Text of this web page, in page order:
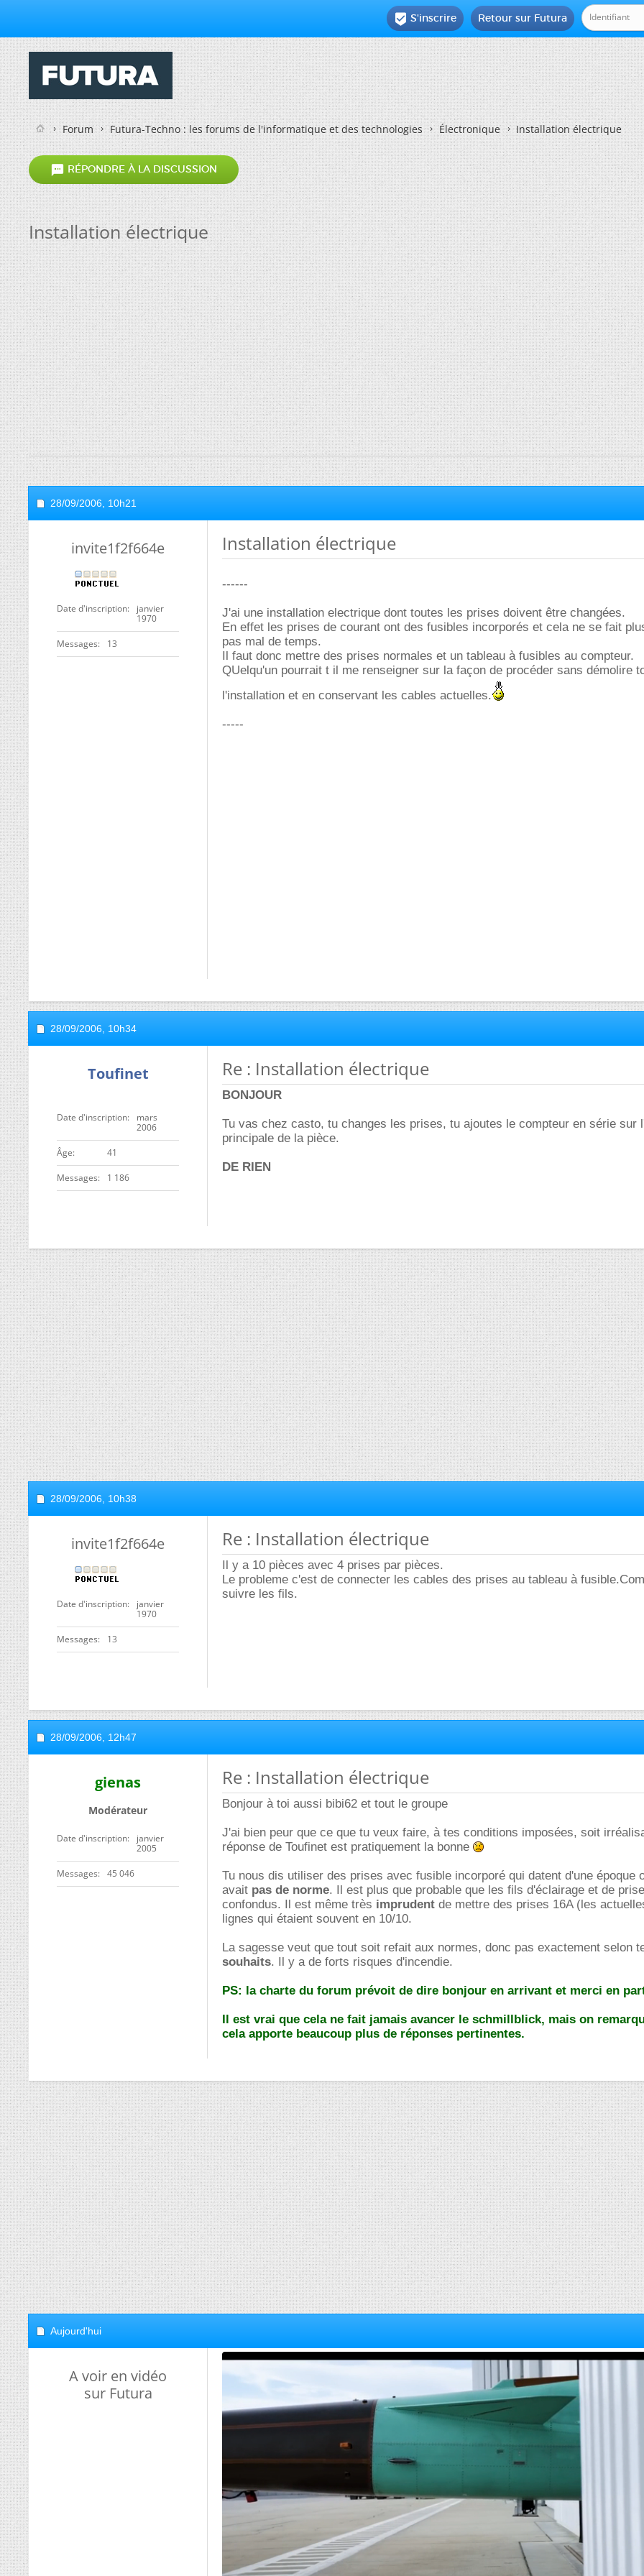
Retour sur Futura
 S'inscrire
Forum Futura-Techno : les forums de l'informatique et des technologies Électronique Installation électrique
 RÉPONDRE À LA DISCUSSION
Installation électrique
28/09/2006, 10h21
invite1f2f664e
Date d'inscription
janvier
1970
Messages 13
Installation électrique
------
J'ai une installation electrique dont toutes les prises doivent être changées.
En effet les prises de courant ont des fusibles incorporés et cela ne se fait
pas mal de temps.
Il faut donc mettre des prises normales et un tableau à fusibles au compteur.
QUelqu'un pourrait t il me renseigner sur la façon de procéder sans démolire
l'installation et en conservant les cables actuelles.
-----
28/09/2006, 10h34
Toufinet
Date d'inscription
mars
2006
ge 41
Messages 1 186
Re : Installation électrique
BONJOUR
Tu vas chez casto, tu changes les prises, tu ajoutes le compteur en série sur
principale de la pièce.
DE RIEN
28/09/2006, 10h38
invite1f2f664e
Date d'inscription
janvier
1970
Messages 13
Re : Installation électrique
Il y a 10 pièces avec 4 prises par pièces.
Le probleme c'est de connecter les cables des prises au tableau à
suivre les fils.
28/09/2006, 12h47
gienas
Modérateur
Date d'inscription
janvier
2005
Messages 45 046
Re : Installation électrique
Bonjour à toi aussi bibi62 et tout le groupe
J'ai bien peur que ce que tu veux faire, à tes conditions imposées, soit
réponse de Toufinet est pratiquement la bonne
Tu nous dis utiliser des prises avec fusible incorporé qui datent d'une époque
avait pas de norme. Il est plus que probable que les fils d'éclairage et de
confondus. Il est même très imprudent de mettre des prises 16A (les
lignes qui étaient souvent en 10/10.
La sagesse veut que tout soit refait aux normes, donc pas exactement selon
souhaits. Il y a de forts risques d'incendie.
PS: la charte du forum prévoit de dire bonjour en arrivant et merci en
Il est vrai que cela ne fait jamais avancer le schmillblick, mais on
cela apporte beaucoup plus de réponses pertinentes.
Aujourd'hui
A voir en vidéo
sur Futura